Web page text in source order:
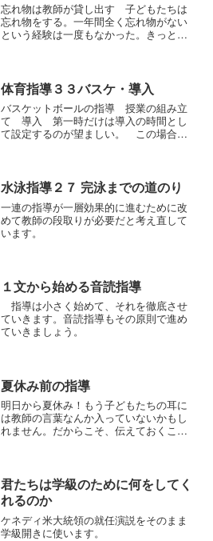
忘れ物は教師が貸し出す 子どもたちは
忘れ物をする。一年間全く忘れ物がない
という経験は一度もなかった。きっとほ
て再三親に頼んでいるが、...
体育指導３３バスケ・導入
バスケットボールの指導 授業の組み立
て 導入 第一時だけは導入の時間とし
て設定するのが望ましい。 この場合、
すればいい。 運動場に出...
水泳指導２７ 完泳までの道のり
一連の指導が一層効果的に進むために改
めて教師の段取りが必要だと考え直して
います。
１文から始める音読指導
指導は小さく始めて、それを徹底させ
ていきます。音読指導もその原則で進め
ていきましょう。
夏休み前の指導
明日から夏休み！もう子どもたちの耳に
は教師の言葉なんか入っていないかもし
れません。だからこそ、伝えておくこと
君たちは学級のために何をしてく
れるのか
ケネディ米大統領の就任演説をそのまま
学級開きに使います。